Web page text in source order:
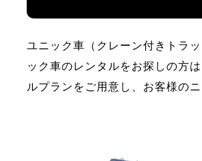
ユニック車（クレーン付きトラ
ック車のレンタルをお探しの方
ルプランをご用意し、お客様の